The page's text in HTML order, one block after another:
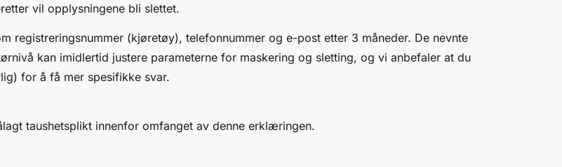
vil opplysningene bli slettet.
registreringsnummer (kjøretøy), telefonnummer og e-post etter 3 måneder. De nevnte
kan imidlertid justere parameterne for maskering og sletting, og vi anbefaler at du
for å få mer spesifikke svar.
taushetsplikt innenfor omfanget av denne erklæringen.